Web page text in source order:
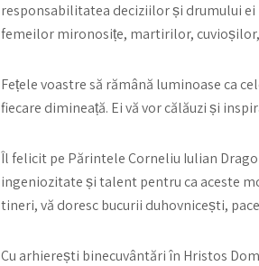
responsabilitatea deciziilor și drumului ei
femeilor mironosițe, martirilor,
Fețele voastre să rămână luminoase ca
fiecare dimineață. Ei vă vor călăuzi și
Îl felicit pe Părintele Corneliu Iulian
ingeniozitate și talent pentru ca aceste
tineri, vă doresc bucurii duhovnicești,
Cu arhierești binecuvântări în Hristos